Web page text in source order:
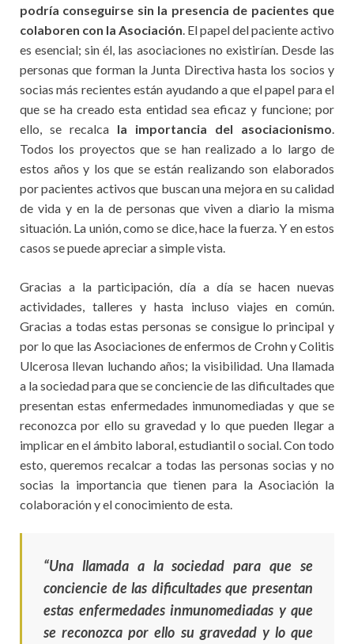
podría conseguirse sin la presencia de pacientes que
colaboren con la Asociación . El papel del paciente activo
es esencial; sin él, las asociaciones no existirían. Desde las
personas que forman la Junta Directiva hasta los socios y
socias más recientes están ayudando a que el papel para el
que se ha creado esta entidad sea eficaz y funcione; por
ello, se recalca la importancia del asociacionismo
Todos los proyectos que se han realizado a lo largo de
estos años y los que se están realizando son elaborados
por pacientes activos que buscan una mejora en su calidad
de vida y en la de personas que viven a diario la misma
situación. La unión, como se dice, hace la fuerza. Y en estos
casos se puede apreciar a simple vista.
Gracias a la participación, día a día se hacen nuevas
actividades, talleres y hasta incluso viajes en común.
Gracias a todas estas personas se consigue lo principal y
por lo que las Asociaciones de enfermos de Crohn y Colitis
Ulcerosa llevan luchando años; la visibilidad. Una llamada
a la sociedad para que se conciencie de las dificultades que
presentan estas enfermedades inmunomediadas y que se
reconozca por ello su gravedad y lo que pueden llegar a
implicar en el ámbito laboral, estudiantil o social. Con todo
esto, queremos recalcar a todas las personas socias y no
socias la importancia que tienen para la Asociación la
colaboración y el conocimiento de esta.
“Una llamada a la sociedad para que se
conciencie de las dificultades que presentan
estas enfermedades inmunomediadas y que
se reconozca por ello su gravedad y lo que